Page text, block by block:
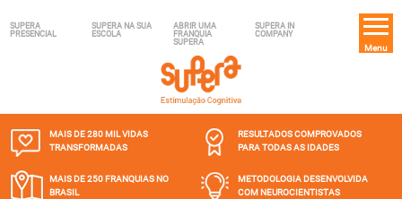
SUPERA
PRESENCIAL
SUPERA NA SUA
ESCOLA
ABRIR UMA
FRANQUIA
SUPERA
SUPERA IN
COMPANY
Menu
MAIS DE 280 MILVIDAS
TRANSFORMADAS
RESULTADOS COMPROVADOS
PARA TODAS AS IDADES
MAIS DE 250 FRANQUIASNO
BRASIL
METODOLOGIA DESENVOLVIDA
COM NEUROCIENTISTAS